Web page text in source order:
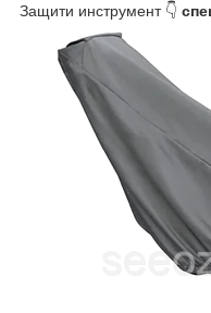
Защити инструмент 👇